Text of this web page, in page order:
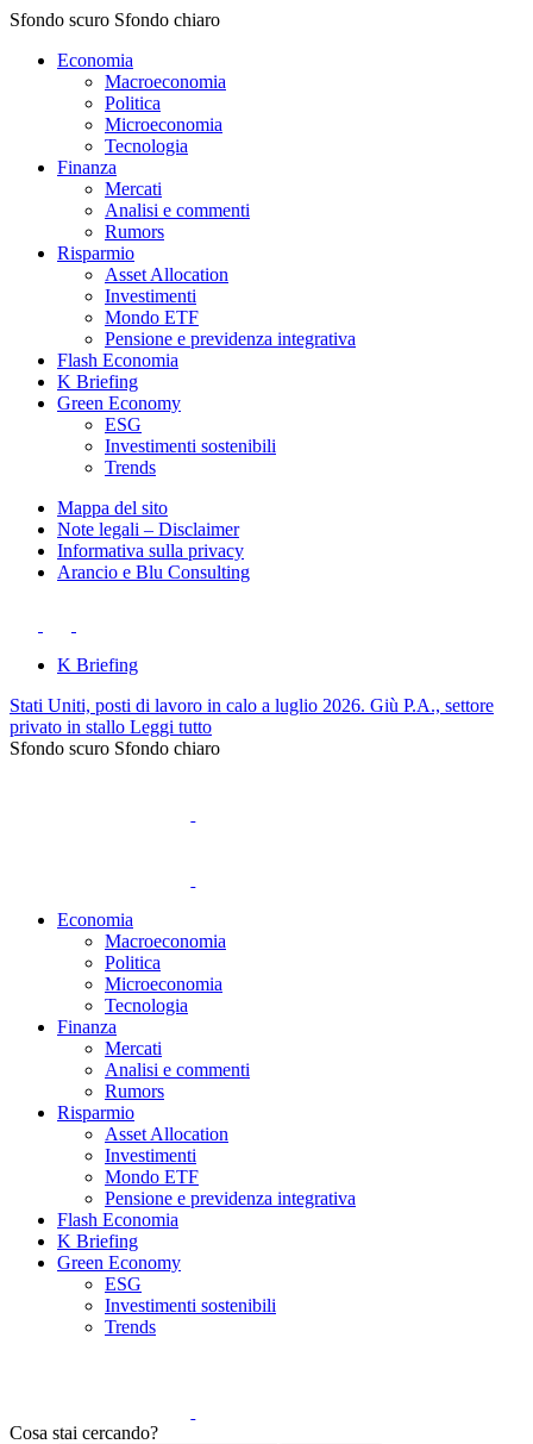
Sfondo scuro Sfondo chiaro
Economia
Macroeconomia
Politica
Microeconomia
Tecnologia
Finanza
Mercati
Analisi e commenti
Rumors
Risparmio
Asset Allocation
Investimenti
Mondo ETF
Pensione e previdenza integrativa
Flash Economia
K Briefing
Green Economy
ESG
Investimenti sostenibili
Trends
Mappa del sito
Note legali – Disclaimer
Informativa sulla privacy
Arancio e Blu Consulting
K Briefing
Stati Uniti, posti di lavoro in calo a luglio 2026. Giù P.A., settore
privato in stallo Leggi tutto
Sfondo scuro Sfondo chiaro
Economia
Macroeconomia
Politica
Microeconomia
Tecnologia
Finanza
Mercati
Analisi e commenti
Rumors
Risparmio
Asset Allocation
Investimenti
Mondo ETF
Pensione e previdenza integrativa
Flash Economia
K Briefing
Green Economy
ESG
Investimenti sostenibili
Trends
Cosa stai cercando?